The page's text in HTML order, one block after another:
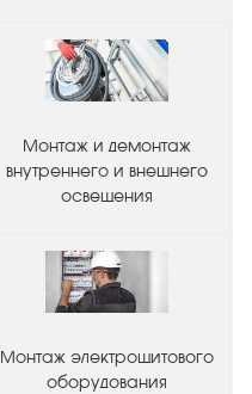
Монтаж и демонтаж
внутреннего и внешнего
освещения
Монтаж электрощитового
оборудования